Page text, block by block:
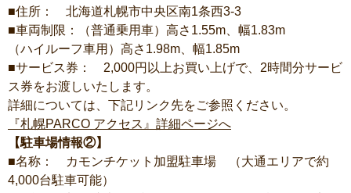
■住所： 北海道札幌市中央区南1条西3-3
■車両制限：（普通乗用車）高さ1.55m、幅1.83m
（ハイルーフ車用）高さ1.98m、幅1.85m
■サービス券： 2,000円以上お買い上げで、2時間分サービ
ス券をお渡しいたします。
詳細については、下記リンク先をご参照ください。
『札幌PARCO アクセス』詳細ページへ
【駐車場情報②】
■名称： カモンチケット加盟駐車場 （大通エリアで約
4,000台駐車可能）